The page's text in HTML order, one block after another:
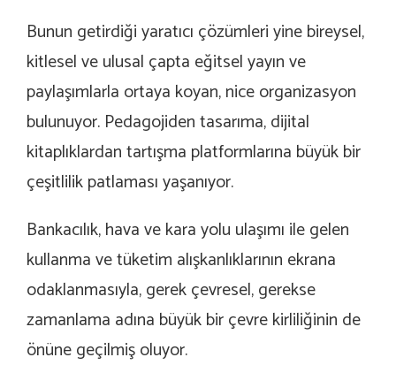
Bunun getirdiği yaratıcı çözümleri yine bireysel,
kitlesel ve ulusal çapta eğitsel yayın ve
paylaşımlarla ortaya koyan, nice organizasyon
bulunuyor. Pedagojiden tasarıma, dijital
kitaplıklardan tartışma platformlarına büyük bir
çeşitlilik patlaması yaşanıyor.
Bankacılık, hava ve kara yolu ulaşımı ile gelen
kullanma ve tüketim alışkanlıklarının ekrana
odaklanmasıyla, gerek çevresel, gerekse
zamanlama adına büyük bir çevre kirliliğinin de
önüne geçilmiş oluyor.